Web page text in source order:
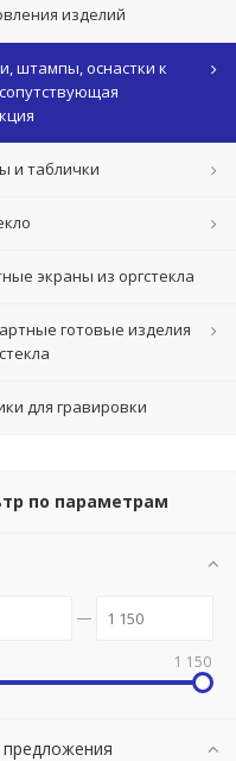
изделий
штампы, оснастки к
и таблички
экраны из оргстекла
готовые изделия
для гравировки
по параметрам
1 150